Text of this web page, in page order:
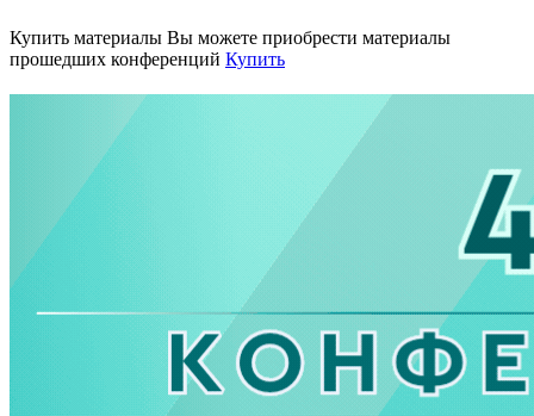
Купить материалы Вы можете приобрести материалы
прошедших конференций Купить